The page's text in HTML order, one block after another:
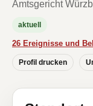
Amtsgericht
aktuell
26 Ereignisse und
Profil drucken